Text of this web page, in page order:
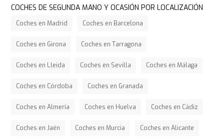
COCHES DE SEGUNDA MANO Y OCASIÓN POR LOCALIZACIÓN
Coches en Madrid Coches en Barcelona
Coches en Girona Coches en Tarragona
Coches en Lleida Coches en Sevilla Coches en Málaga
Coches en Córdoba Coches en Granada
Coches en Almería Coches en Huelva Coches en Cádiz
Coches en Jaén Coches en Murcia Coches en Alicante